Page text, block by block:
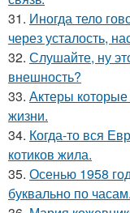
31. Иногда тело
через усталость,
32. Слушайте, ну
внешность?
33. Актеры которые
жизни.
34. Когда-то вся
котиков жила.
35. Осенью 1958
буквально по часам.